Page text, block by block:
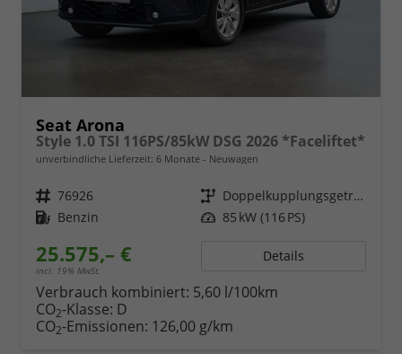
Seat Arona
Style 1.0 TSI 116PS/85kW DSG 2026 *Faceliftet*
unverbindliche Lieferzeit: 6 Monate Neuwagen
Fahrzeugnr. 76926 Getriebe
Doppelkupplungsgetriebe (DSG)
Kraftstoff Benzin Leistung 85 kW (116 PS)
25.575,– €
incl. 19% MwSt.
Details
Verbrauch kombiniert: 5,60 l/100km
CO2-Klasse: D
CO2-Emissionen: 126,00 g/km